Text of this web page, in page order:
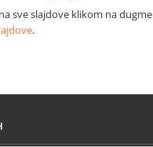
sve slajdove klikom na dugme
.